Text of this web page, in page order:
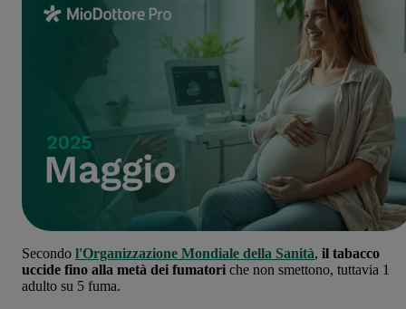
Secondo l'Organizzazione Mondiale della Sanità, il tabacco
uccide fino alla metà dei fumatori che non smettono, tuttavia 1
adulto su 5 fuma.